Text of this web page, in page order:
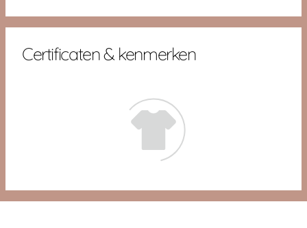
Certificaten & kenmerken